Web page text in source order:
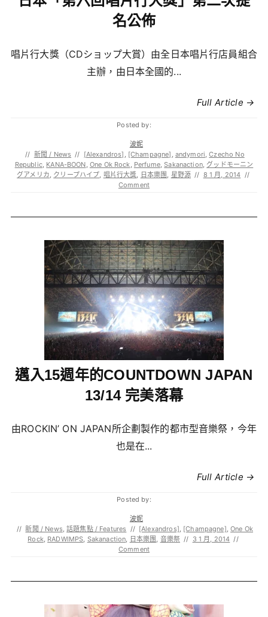
名公佈
唱片行大獎（CDショップ大賞）由全日本唱片行店員組合
主辦，由日本全國的...
Full Article →
Posted by:
波妮
// 新聞 / News // [Alexandros] , [Champagne] , andymori,Czecho No
Republic, KANA-BOON, One Ok Rock, Perfume,Sakanaction, グッドモーニン
グアメリカ, クリープハイプ, 唱片行大獎, 日本樂團 , 星野源 // 8 1 月, 2014 //
Comment
邁入15週年的COUNTDOWN JAPAN
13/14 完美落幕
由ROCKIN’ ON JAPAN所企劃製作的都市型音樂祭，今年
也是在...
Full Article →
Posted by:
波妮
// 新聞 / News,話題焦點 / Features // [Alexandros], [Champagne],One Ok
Rock, RADWIMPS, Sakanaction, 日本樂團 , 音樂祭 // 3 1 月, 2014 //
Comment